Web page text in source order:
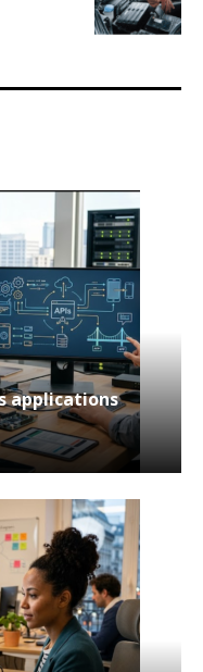
applications